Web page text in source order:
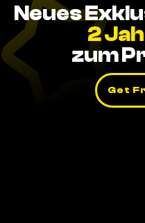
Neues
2
zum
Get